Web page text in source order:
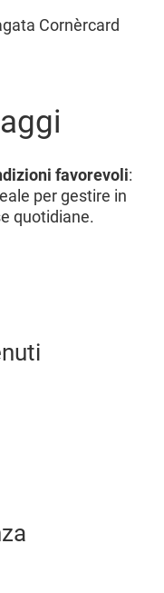
Cornèrcard
favorevoli:
per gestire in
quotidiane.